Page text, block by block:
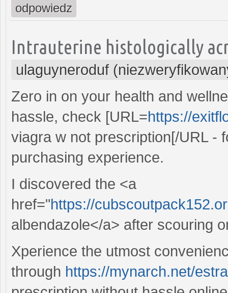
odpowiedz
Intrauterine histologically
ulaguyneroduf
Zero in on your health and
hassle, check [URL=https://
viagra w not prescription[/URL -
purchasing experience.
I discovered the <a
href="https://
albendazole</a> after scouring
Xperience the utmost
through https://mynarch.net/